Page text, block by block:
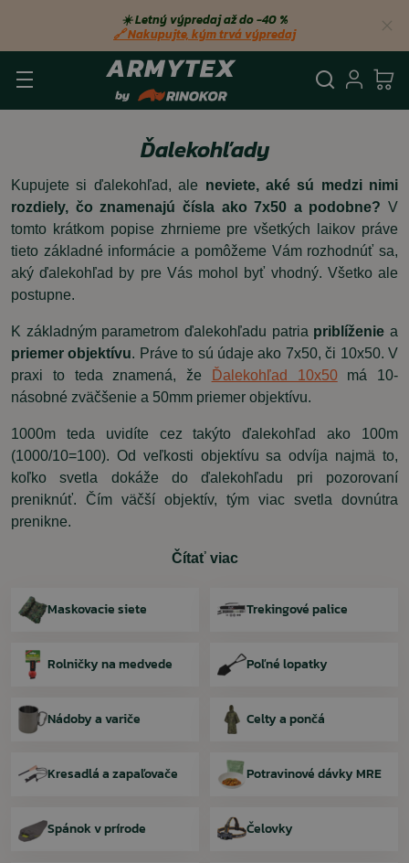
☀️ Letný výpredaj až do −40 %
🔗 Nakupujte, kým trvá výpredaj
Ďalekohľady
Kupujete si ďalekohľad, ale neviete, aké sú medzi nimi
rozdiely, čo znamenajú čísla ako 7x50 a podobne? V
tomto krátkom popise zhrnieme pre všetkých laikov práve
tieto základné informácie a pomôžeme Vám rozhodnúť sa,
aký ďalekohľad by pre Vás mohol byť vhodný. Všetko ale
postupne.
K základným parametrom ďalekohľadu patria priblíženie a
priemer objektívu. Práve to sú údaje ako 7x50, či 10x50. V
praxi to teda znamená, že
Ďalekohľad 10x50má 10-
násobné zväčšenie a 50mm priemer objektívu.
1000m teda uvidíte cez takýto ďalekohľad ako 100m
(1000/10=100). Od veľkosti objektívu sa odvíja najmä to,
koľko svetla dokáže do ďalekohľadu pri pozorovaní
preniknúť. Čím väčší objektív, tým viac svetla dovnútra
prenikne.
Čítať viac
Maskovacie siete Trekingové palice
Rolničky na medvede Poľné lopatky
Nádoby a variče Celty a pončá
Kresadlá a zapaľovače Potravinové dávky MRE
Spánok v prírode Čelovky